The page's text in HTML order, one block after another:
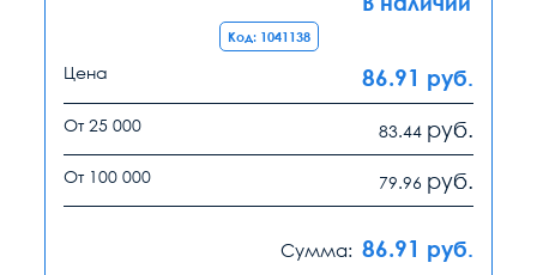
Код: 1041138
Цена 86.91 руб.
От 25 000 83.44 руб.
От 100 000 79.96 руб.
Сумма: 86.91 руб.